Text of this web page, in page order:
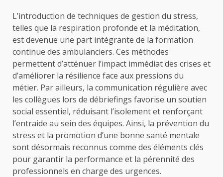
L’introduction de techniques de gestion du stress,
telles que la respiration profonde et la méditation,
est devenue une part intégrante de la formation
continue des ambulanciers. Ces méthodes
permettent d’atténuer l’impact immédiat des crises et
d’améliorer la résilience face aux pressions du
métier. Par ailleurs, la communication régulière avec
les collègues lors de débriefings favorise un soutien
social essentiel, réduisant l’isolement et renforçant
l’entraide au sein des équipes. Ainsi, la prévention du
stress et la promotion d’une bonne santé mentale
sont désormais reconnus comme des éléments clés
pour garantir la performance et la pérennité des
professionnels en charge des urgences.